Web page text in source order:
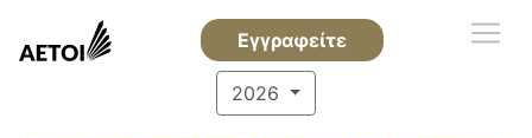
Εγγραφείτε
2026